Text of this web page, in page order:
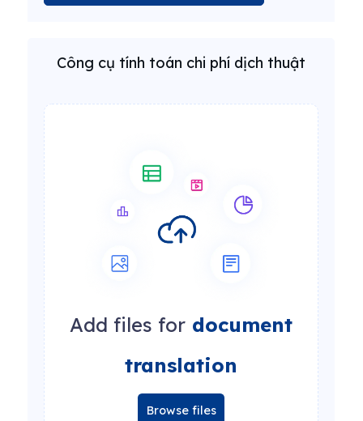
Công cụ tính toán chi phí dịch thuật
Add files for document
translation
Browse files